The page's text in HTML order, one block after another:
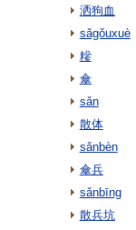
洒狗血
sǎgǒuxuè
糝
傘
sǎn
散体
sǎnbèn
傘兵
sǎnbīng
散兵坑